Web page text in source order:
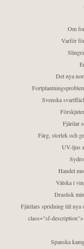
Om
Varför
Det nya
Svenska
Fjärilar
Färg, storlek och
UV-ljus
Handel
Vätska i
Drastisk
Fjärilars spridning till nya
class="sf-
Spanska